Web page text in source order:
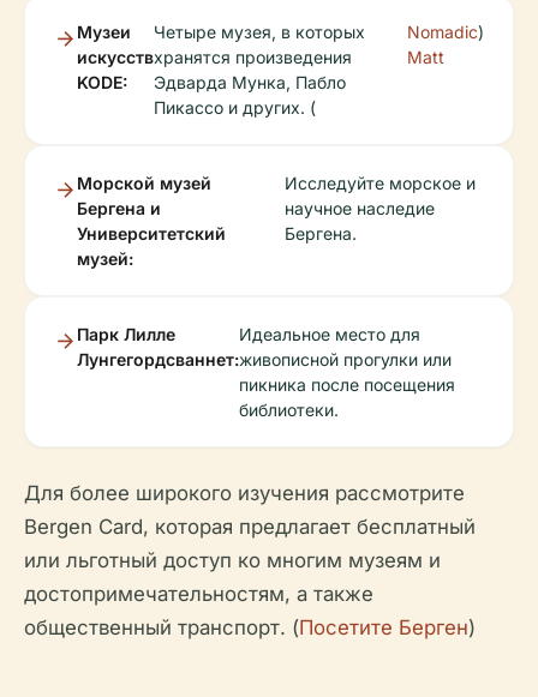
Музеи
искусств
KODE:
Четыре музея, в которых
хранятся произведения
Эдварда Мунка, Пабло
Пикассо и других. (
Nomadic
Matt
)
Морской музей
Бергена и
Университетский
музей:
Исследуйте морское и
научное наследие
Бергена.
Парк Лилле
Лунгегордсваннет:
Идеальное место для
живописной прогулки или
пикника после посещения
библиотеки.
Для более широкого изучения рассмотрите
Bergen Card, которая предлагает бесплатный
или льготный доступ ко многим музеям и
достопримечательностям, а также
общественный транспорт. (Посетите Берген)